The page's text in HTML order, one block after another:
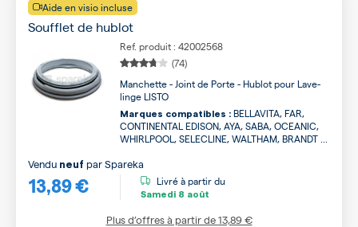
Aide en visio incluse
Soufflet de hublot
Ref. produit : 42002568
(74)
Manchette - Joint de Porte - Hublot pour Lave-
linge LISTO
Marques compatibles : BELLAVITA, FAR,
CONTINENTAL EDISON, AYA, SABA, OCEANIC,
WHIRLPOOL, SELECLINE, WALTHAM, BRANDT ...
13,89 €
Vendu neuf parSpareka
Livré à partir du
Samedi 8 août
Plus d’offres à partir de13,89 €